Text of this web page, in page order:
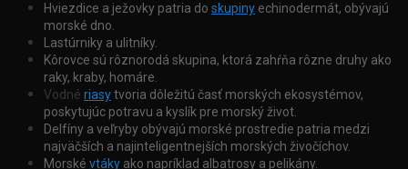
Hviezdice a ježovky patria do skupiny echinodermát, obývajú
morské dno.
Lastúrniky a ulitníky.
Kôrovce sú rôznorodá skupina, ktorá zahŕňa rôzne druhy ako
raky, kraby, homáre.
Vodné riasytvoria dôležitú časť morských ekosystémov,
poskytujúc potravu a kyslík pre morský život.
Delfíny a veľryby obývajú morské prostredie patria medzi
najväčších a najinteligentnejších morských živočíchov.
Morské vtáky ako napríklad albatrosy a pelikány.